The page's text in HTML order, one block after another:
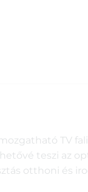
TV
teszi az
otthoni és